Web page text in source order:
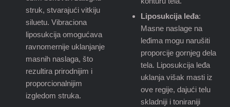
struk, stvarajući vitkiju
siluetu. Vibraciona
liposukcija omogućava
ravnomernije uklanjanje
masnih naslaga, što
rezultira prirodnijim i
proporcionalnijim
izgledom struka.
Liposukcija leđa:
Masne naslage na
leđima mogu narušiti
proporcije gornjeg dela
tela. Liposukcija leđa
uklanja višak masti iz
ove regije, dajući telu
skladniji i toniraniji